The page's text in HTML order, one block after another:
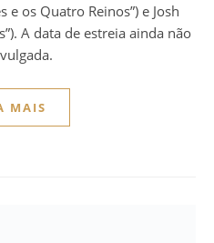
e os Quatro Reinos”) e Josh
A data de estreia ainda não
MAIS